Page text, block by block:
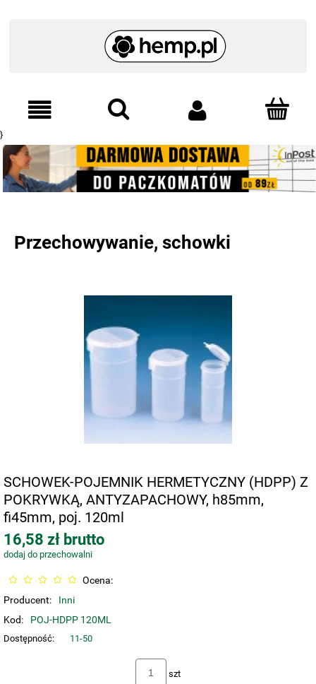
}
Przechowywanie, schowki
SCHOWEK-POJEMNIK HERMETYCZNY (HDPP) Z
POKRYWKĄ, ANTYZAPACHOWY, h85mm,
fi45mm, poj. 120ml
16,58 zł brutto
dodaj do przechowalni
Ocena:
Producent:
Inni
Kod:
POJ-HDPP 120ML
Dostępność: 11-50
szt